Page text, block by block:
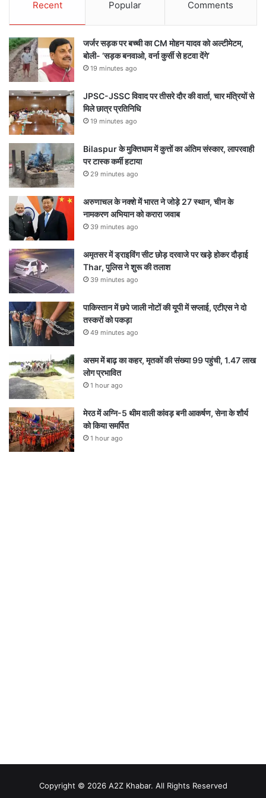
Recent Popular Comments
जर्जर सड़क पर बच्ची का CM मोहन यादव को अल्टीमेटम,
बोली- ‘सड़क बनवाओ, वर्ना कुर्सी से हटवा देंगे’
19 minutes ago
JPSC-JSSC विवाद पर तीसरे दौर की वार्ता, चार मंत्रियों से
मिले छात्र प्रतिनिधि
19 minutes ago
Bilaspur के मुक्तिधाम में कुत्तों का अंतिम संस्कार, लापरवाही
पर टास्क कर्मी हटाया
29 minutes ago
अरुणाचल के नक्शे में भारत ने जोड़े 27 स्थान, चीन के
नामकरण अभियान को करारा जवाब
39 minutes ago
अमृतसर में ड्राइविंग सीट छोड़ दरवाजे पर खड़े होकर दौड़ाई
Thar, पुलिस ने शुरू की तलाश
39 minutes ago
पाकिस्तान में छपे जाली नोटों की यूपी में सप्लाई, एटीएस ने दो
तस्करों को पकड़ा
49 minutes ago
असम में बाढ़ का कहर, मृतकों की संख्या 99 पहुंची, 1.47 लाख
लोग प्रभावित
1 hour ago
मेरठ में अग्नि-5 थीम वाली कांवड़ बनी आकर्षण, सेना के शौर्य
को किया समर्पित
1 hour ago
Copyright © 2026 A2Z Khabar. All Rights Reserved